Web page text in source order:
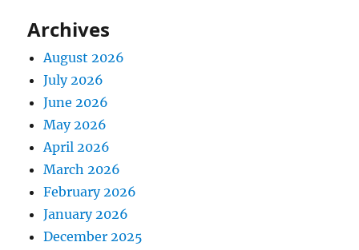
Archives
August 2026
July 2026
June 2026
May 2026
April 2026
March 2026
February 2026
January 2026
December 2025